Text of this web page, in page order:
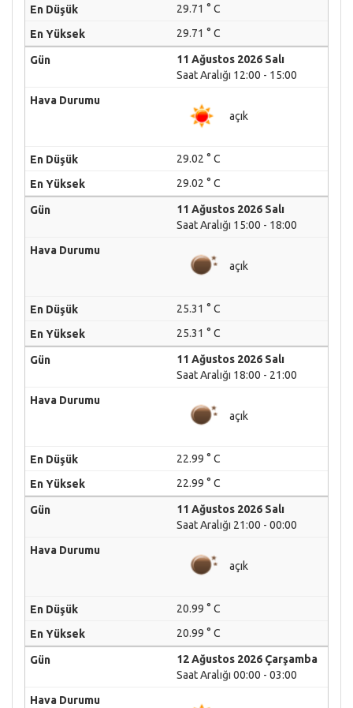
29.71 ° C
29.71 ° C
11 Ağustos 2026 Salı
Saat Aralığı 12:00 - 15:00
açık
29.02 ° C
29.02 ° C
11 Ağustos 2026 Salı
Saat Aralığı 15:00 - 18:00
açık
25.31 ° C
25.31 ° C
11 Ağustos 2026 Salı
Saat Aralığı 18:00 - 21:00
açık
22.99 ° C
22.99 ° C
11 Ağustos 2026 Salı
Saat Aralığı 21:00 - 00:00
açık
20.99 ° C
20.99 ° C
12 Ağustos 2026 Çarşamba
Saat Aralığı 00:00 - 03:00